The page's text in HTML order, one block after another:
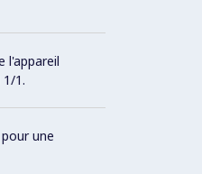
l'appareil
1.
une